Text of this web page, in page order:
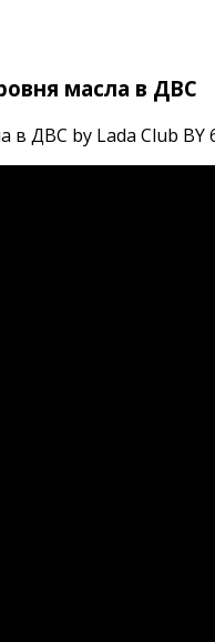
масла в ДВС
ДВС by Lada Club BY